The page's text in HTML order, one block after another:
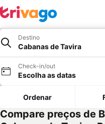
Destino
Cabanas de Tavira
Check-in/out
Escolha as datas
Ordenar
Compare preços de